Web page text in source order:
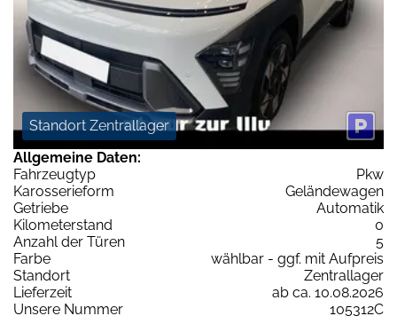
Standort Zentrallager
Allgemeine Daten:
Fahrzeugtyp
Pkw
Karosserieform
Geländewagen
Getriebe
Automatik
Kilometerstand
0
Anzahl der Türen
5
Farbe
wählbar - ggf. mit Aufpreis
Standort
Zentrallager
Lieferzeit
ab ca. 10.08.2026
Unsere Nummer
105312C